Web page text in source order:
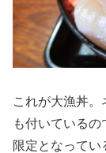
これが大漁丼
も付いている
限定となって